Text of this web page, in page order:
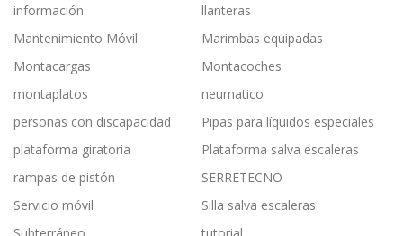
información
llanteras
Mantenimiento Móvil
Marimbas equipadas
Montacargas
Montacoches
montaplatos
neumatico
personas con discapacidad
Pipas para líquidos especiales
plataforma giratoria
Plataforma salva escaleras
rampas de pistón
SERRETECNO
Servicio móvil
Silla salva escaleras
Subterráneo
tutorial